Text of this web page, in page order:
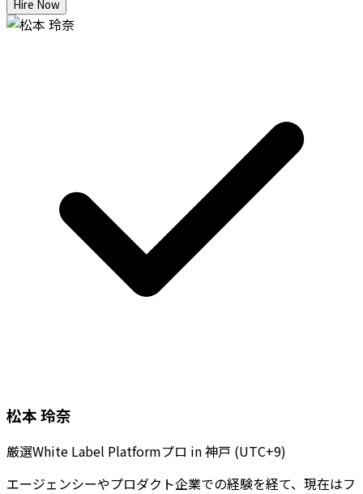
Hire Now
松本 玲奈
厳選White Label Platformプロ in神戸 (UTC+9)
エージェンシーやプロダクト企業での経験を経て、現在はフ